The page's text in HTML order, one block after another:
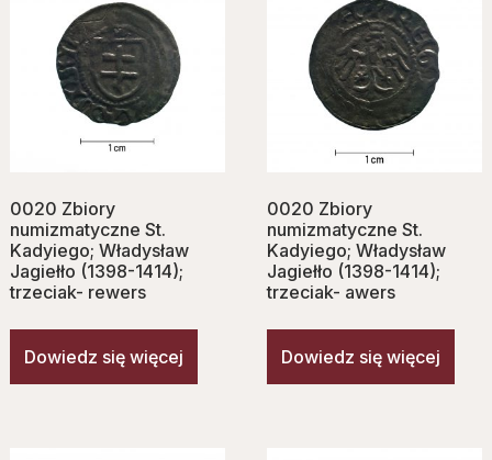
0020 Zbiory
numizmatyczne St.
Kadyiego; Władysław
Jagiełło (1398-1414);
trzeciak- rewers
Dowiedz się więcej
0020 Zbiory
numizmatyczne St.
Kadyiego; Władysław
Jagiełło (1398-1414);
trzeciak- awers
Dowiedz się więcej